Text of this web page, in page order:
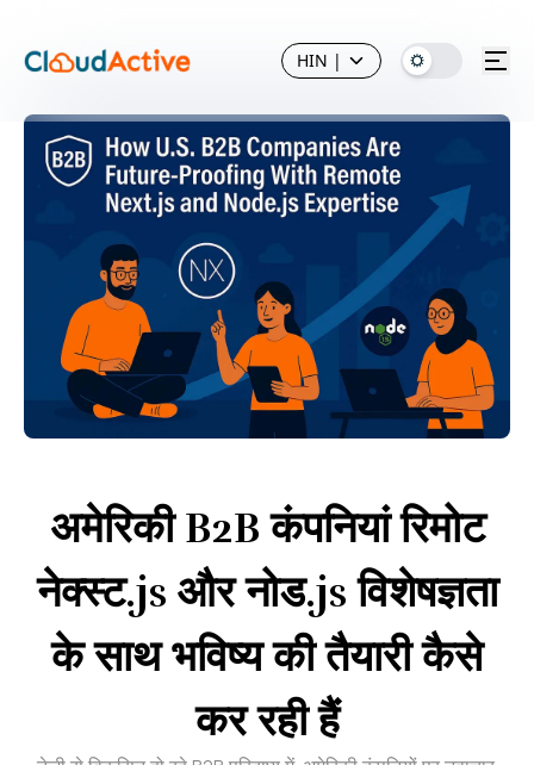
HIN |
अमेरिकी B2B कंपनियां रिमोट
नेक्स्ट.js और नोड.js विशेषज्ञता
के साथ भविष्य की तैयारी कैसे
कर रही हैं